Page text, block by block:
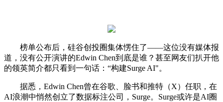
榜单公布后，硅谷创投圈集体愣住了——这位没有媒体报
道，没有公开演讲的Edwin Chen到底是谁？甚至网友们扒开他
的领英简介都只看到一句话：“构建Surge AI"。
据悉，Edwin Chen曾在谷歌、脸书和推特（X）任职，在
AI浪潮中悄然创立了数据标注公司，Surge。Surge或许是AI圈